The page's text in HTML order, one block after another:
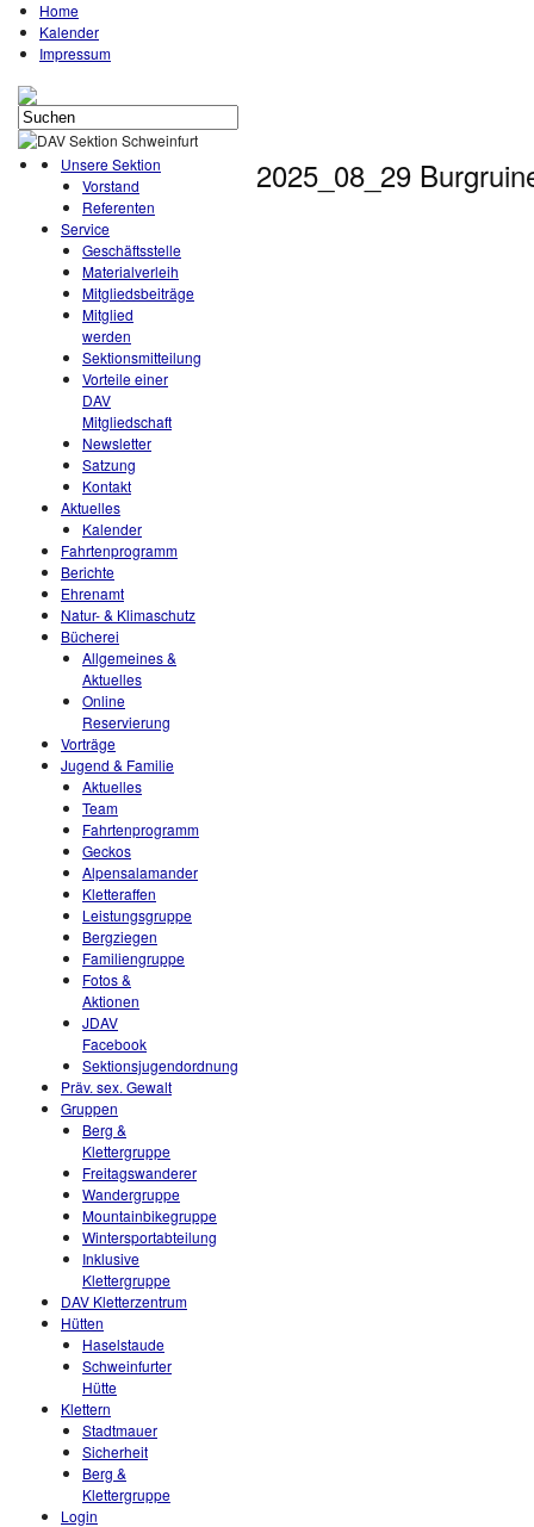
Home
Kalender
Impressum
Unsere Sektion
Vorstand
Referenten
Service
Geschäftsstelle
Materialverleih
Mitgliedsbeiträge
Mitglied
werden
Sektionsmitteilung
Vorteile einer
DAV
Mitgliedschaft
Newsletter
Satzung
Kontakt
Aktuelles
Kalender
Fahrtenprogramm
Berichte
Ehrenamt
Natur- & Klimaschutz
Bücherei
Allgemeines &
Aktuelles
Online
Reservierung
Vorträge
Jugend & Familie
Aktuelles
Team
Fahrtenprogramm
Geckos
Alpensalamander
Kletteraffen
Leistungsgruppe
Bergziegen
Familiengruppe
Fotos &
Aktionen
JDAV
Facebook
Sektionsjugendordnung
Präv. sex. Gewalt
Gruppen
Berg &
Klettergruppe
Freitagswanderer
Wandergruppe
Mountainbikegruppe
Wintersportabteilung
Inklusive
Klettergruppe
DAV Kletterzentrum
Hütten
Haselstaude
Schweinfurter
Hütte
Klettern
Stadtmauer
Sicherheit
Berg &
Klettergruppe
Login
2025_08_29